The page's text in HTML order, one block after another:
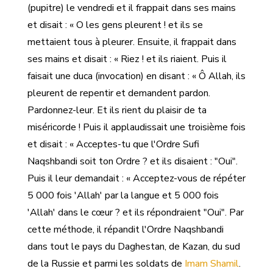
(pupitre) le vendredi et il frappait dans ses mains
et disait : « O les gens pleurent ! et ils se
mettaient tous à pleurer. Ensuite, il frappait dans
ses mains et disait : « Riez ! et ils riaient. Puis il
faisait une duca (invocation) en disant : « Ô Allah, ils
pleurent de repentir et demandent pardon.
Pardonnez-leur. Et ils rient du plaisir de ta
miséricorde ! Puis il applaudissait une troisième fois
et disait : « Acceptes-tu que l'Ordre Sufi
Naqshbandi soit ton Ordre ? et ils disaient : "Oui".
Puis il leur demandait : « Acceptez-vous de répéter
5 000 fois 'Allah' par la langue et 5 000 fois
'Allah' dans le cœur ? et ils répondraient "Oui". Par
cette méthode, il répandit l'Ordre Naqshbandi
dans tout le pays du Daghestan, de Kazan, du sud
de la Russie et parmi les soldats de Imam Shamil.